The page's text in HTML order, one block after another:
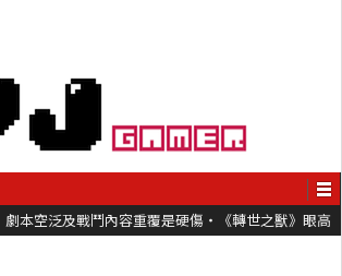
劇本空泛及戰鬥內容重覆是硬傷・《轉世之獸》眼高
理想